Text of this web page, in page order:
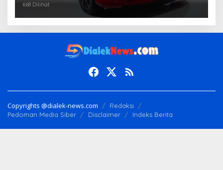
668 Dilihat
Copyrights @dialek-news.com
Redaksi
Pedoman Media Siber
Disclaimer Indeks Berita